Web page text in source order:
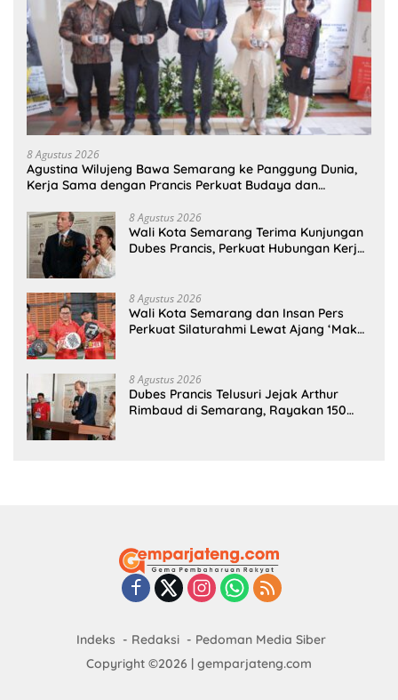
8 Agustus 2026
Agustina Wilujeng Bawa Semarang ke Panggung Dunia,
Kerja Sama dengan Prancis Perkuat Budaya dan
8 Agustus 2026
Wali Kota Semarang Terima Kunjungan
Dubes Prancis, Perkuat Hubungan Kerja
8 Agustus 2026
Wali Kota Semarang dan Insan Pers
Perkuat Silaturahmi Lewat Ajang ‘Mak
8 Agustus 2026
Dubes Prancis Telusuri Jejak Arthur
Rimbaud di Semarang, Rayakan 150
Indeks Redaksi
Pedoman Media Siber
Copyright ©2026 | gemparjateng.com